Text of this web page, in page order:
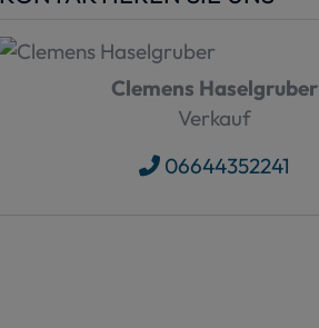
Clemens Haselgruber
Verkauf
06644352241